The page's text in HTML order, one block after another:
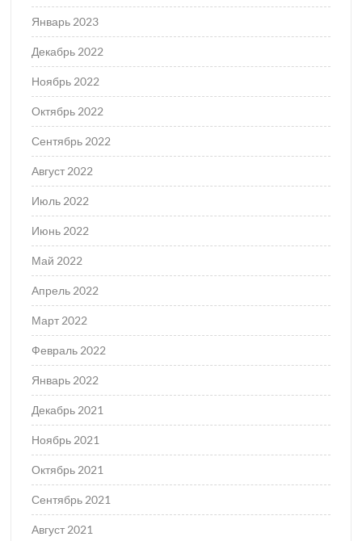
Январь 2023
Декабрь 2022
Ноябрь 2022
Октябрь 2022
Сентябрь 2022
Август 2022
Июль 2022
Июнь 2022
Май 2022
Апрель 2022
Март 2022
Февраль 2022
Январь 2022
Декабрь 2021
Ноябрь 2021
Октябрь 2021
Сентябрь 2021
Август 2021